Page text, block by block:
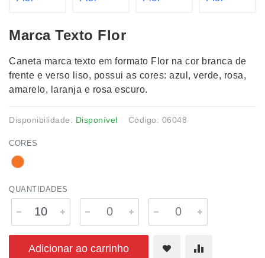
Marca Texto Flor
Caneta marca texto em formato Flor na cor branca de
frente e verso liso, possui as cores: azul, verde, rosa,
amarelo, laranja e rosa escuro.
Disponibilidade: Disponível Código: 06048
CORES
QUANTIDADES
Adicionar ao carrinho